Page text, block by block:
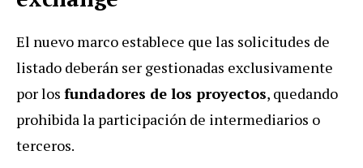
El nuevo marco establece que las solicitudes de
listado deberán ser gestionadas exclusivamente
por los fundadores de los proyectos, quedando
prohibida la participación de intermediarios o
terceros.